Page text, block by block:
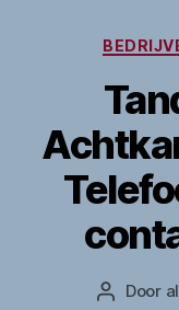
Door